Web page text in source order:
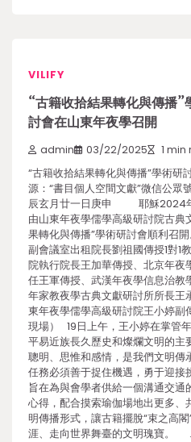
VILIFY
“古籍收拾結果轉化與傳播
討會在山東年夜學召開
admin 03/22/2025 1 min
“古籍收拾結果轉化與傳播”學術研
源：“書目個人空間文獻”微信公眾
辰玄月廿一日庚申 耶穌2024年
由山東年夜學儒學高級研討院古典
果轉化與傳播”學術研討會順利召
副會議室出租院長劉祖國傳授1對1
院執行院長王加華傳授、北京年
任王軍傳授、武漢年夜學信息治教
年家教夜學古典文獻研討所所長王
東年夜學儒學高級研討院王小婷
現場） 19日上午，王小婷在掌管
平易近族長久歷史和燦爛文明的主
聰明、思惟和感情，是我們文明
任務必須善于捉住機遇，勇于迎接
旨在為與會學者供給一個溝通交
心得，配合摸索瑜伽場地出更多、
明傳播形式，讓古籍擺脫“束之高
涯、走向世界舞臺的文明瑰寶。